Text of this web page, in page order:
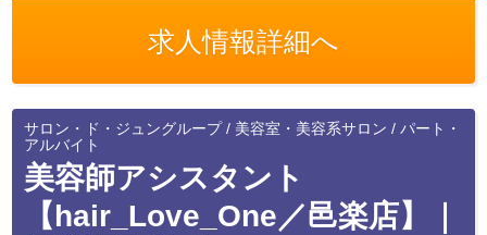
求人情報詳細へ
サロン・ド・ジュングループ / 美容室・美容系サロン / パート・
アルバイト
美容師アシスタント
【hair_Love_One／邑楽店】｜